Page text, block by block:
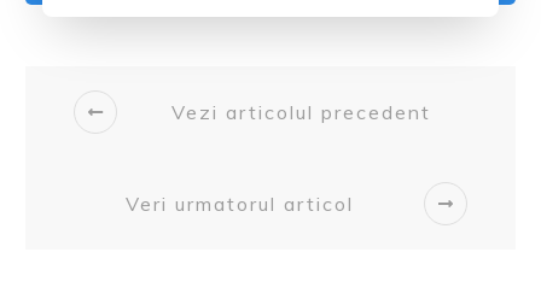
Vezi articolul precedent
Veri urmatorul articol